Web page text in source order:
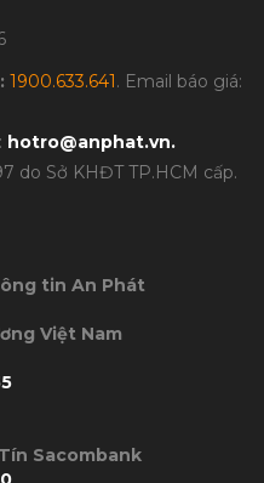
1900.633.641. Email báo giá:
hotro@anphat.vn.
do Sở KHĐT TP.HCM cấp.
tin An Phát
Việt Nam
Sacombank